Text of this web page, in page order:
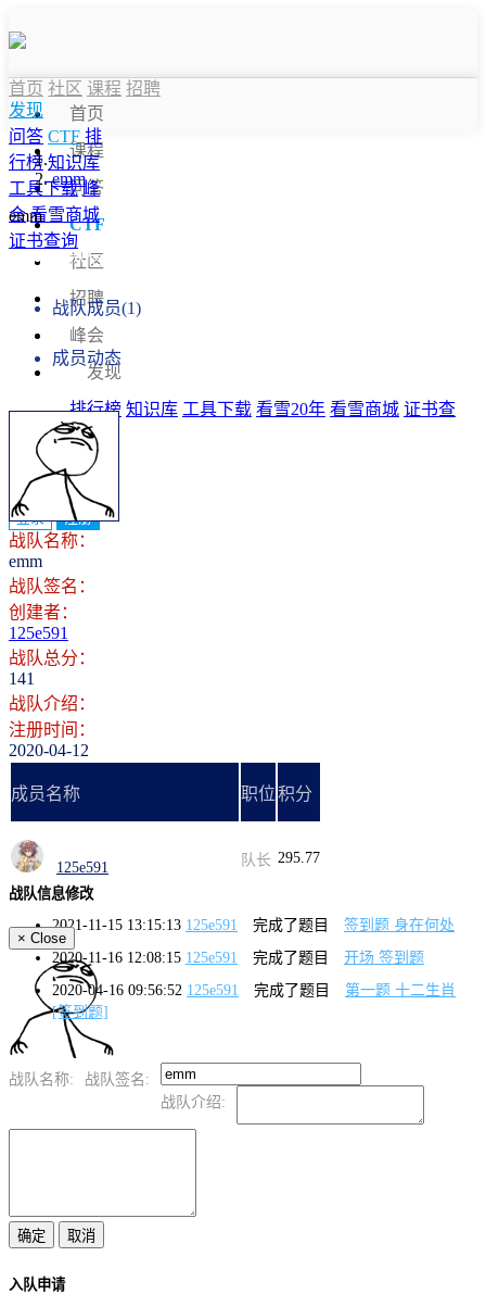
首页
课程
问答
CTF
社区
招聘
峰会
发现
排行榜 知识库 工具下载 看雪20年 看雪商城 证书查
询
登录 注册
首页 社区 课程 招聘
发现
问答 CTF 排
行榜 知识库
工具下载 峰
会 看雪商城
证书查询
emm
emm
战队信息
战队成员(1)
成员动态
战队名称：
emm
战队签名：
创建者：
125e591
战队总分：
141
战队介绍：
注册时间：
2020-04-12
成员名称 职位积分
125e591 队长 295.77
2021-11-15 13:15:13 125e591 完成了题目
签到题 身在何处
2020-11-16 12:08:15 125e591 完成了题目
开场 签到题
2020-04-16 09:56:52 125e591 完成了题目
第一题 十二生肖
[签到题]
战队信息修改
× Close
战队名称:
战队签名:
战队介绍:
入队申请